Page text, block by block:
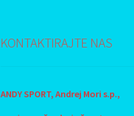
KONTAKTIRAJTE NAS
ANDY SPORT, Andrej Mori s.p.,